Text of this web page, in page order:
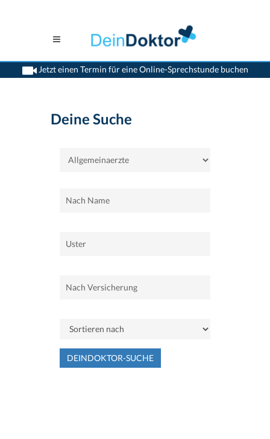
Jetzt einen Termin für eine Online-Sprechstunde buchen
>Home>Uster>Allgemeinaerzte
Deine Suche
DEINDOKTOR-SUCHE